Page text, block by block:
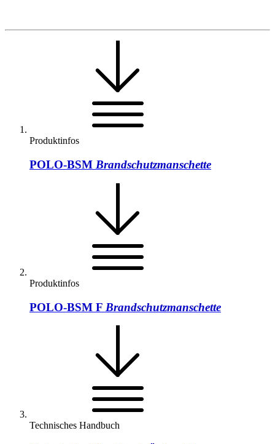
Produktinfos
POLO-BSM Brandschutzmanschette
Produktinfos
POLO-BSM F Brandschutzmanschette
Technisches Handbuch